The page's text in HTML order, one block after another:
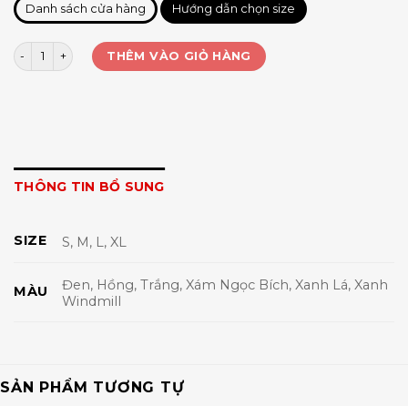
Danh sách cửa hàng Hướng dẫn chọn size
Crop tăm gân viền màu NK 2459 số lượng
THÊM VÀO GIỎ HÀNG
THÔNG TIN BỔ SUNG
SIZE S, M, L, XL
MÀU
Đen, Hồng, Trắng, Xám Ngọc Bích, Xanh Lá, Xanh
Windmill
SẢN PHẨM TƯƠNG TỰ